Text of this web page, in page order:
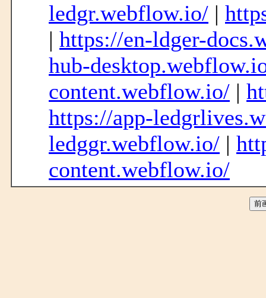
ledgr.webflow.io/ |
| https://en-ldger-
hub-
content.webflow.io/ |
https://app-
ledggr.webflow.io/ |
content.webflow.io/